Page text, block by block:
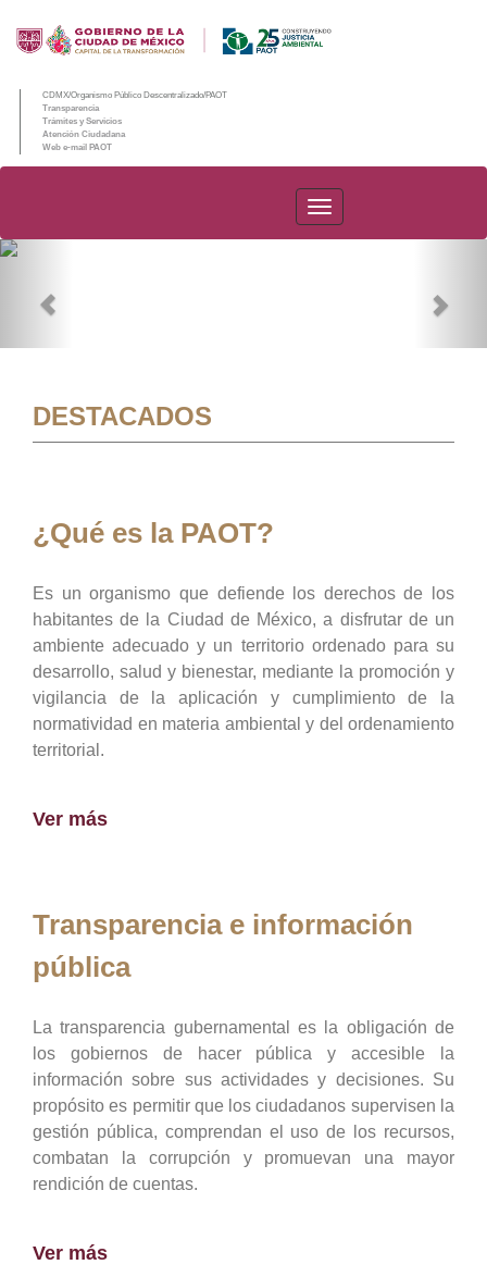
CDMX/Organismo Público Descentralizado/PAOT
Transparencia
Trámites y Servicios
Atención Ciudadana
Web e-mail PAOT
PAOT
DESTACADOS
¿Qué es la PAOT?
Es un organismo que defiende los derechos de los
habitantes de la Ciudad de México, a disfrutar de un
ambiente adecuado y un territorio ordenado para su
desarrollo, salud y bienestar, mediante la promoción y
vigilancia de la aplicación y cumplimiento de la
normatividad en materia ambiental y del ordenamiento
territorial.
Ver más
Transparencia e información
pública
La transparencia gubernamental es la obligación de
los gobiernos de hacer pública y accesible la
información sobre sus actividades y decisiones. Su
propósito es permitir que los ciudadanos supervisen la
gestión pública, comprendan el uso de los recursos,
combatan la corrupción y promuevan una mayor
rendición de cuentas.
Ver más